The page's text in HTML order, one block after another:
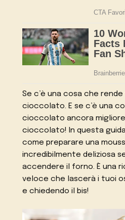
Se c’è una cosa che
cioccolato. E se c’è una
cioccolato ancora
cioccolato! In questa
come preparare una
incredibilmente deliziosa
accendere il forno. È una
veloce che lascerà i tuoi
e chiedendo il bis!